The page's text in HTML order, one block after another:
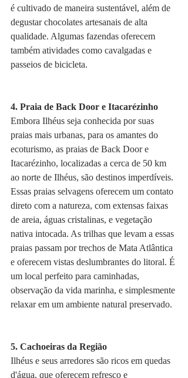
é cultivado de maneira sustentável, além de
degustar chocolates artesanais de alta
qualidade. Algumas fazendas oferecem
também atividades como cavalgadas e
passeios de bicicleta.
4. Praia de Back Door e Itacarézinho
Embora Ilhéus seja conhecida por suas
praias mais urbanas, para os amantes do
ecoturismo, as praias de Back Door e
Itacarézinho, localizadas a cerca de 50 km
ao norte de Ilhéus, são destinos imperdíveis.
Essas praias selvagens oferecem um contato
direto com a natureza, com extensas faixas
de areia, águas cristalinas, e vegetação
nativa intocada. As trilhas que levam a essas
praias passam por trechos de Mata Atlântica
e oferecem vistas deslumbrantes do litoral. É
um local perfeito para caminhadas,
observação da vida marinha, e simplesmente
relaxar em um ambiente natural preservado.
5. Cachoeiras da Região
Ilhéus e seus arredores são ricos em quedas
d'água, que oferecem refresco e